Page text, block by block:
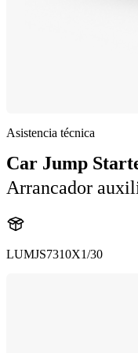
Asistencia técnica
Car Jump
Arrancador
LUMJS7310X1/30